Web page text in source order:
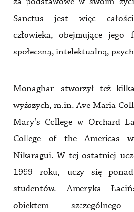
Sanctus jest więc
człowieka, obejmujące jego
społeczną, intelektualną,
Monaghan stworzył też
wyższych, m.in. Ave Maria
Mary’s College w Orchard
College of the Americas
Nikaragui. W tej ostatniej
1999 roku, uczy się
studentów. Ameryka
obiektem szczególnego